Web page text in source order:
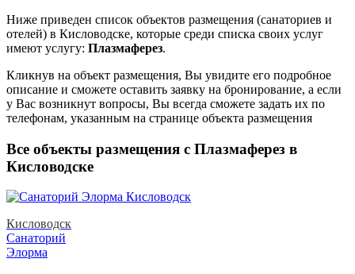
Ниже приведен список объектов размещения (санаториев и
отелей) в Кисловодске, которые среди списка своих услуг
имеют услугу: Плазмаферез.
Кликнув на объект размещения, Вы увидите его подробное
описание и сможете оставить заявку на бронирование, а если
у Вас возникнут вопросы, Вы всегда сможете задать их по
телефонам, указанным на странице объекта размещения
Все объекты размещения с Плазмаферез в
Кисловодске
Кисловодск
Санаторий
Элорма